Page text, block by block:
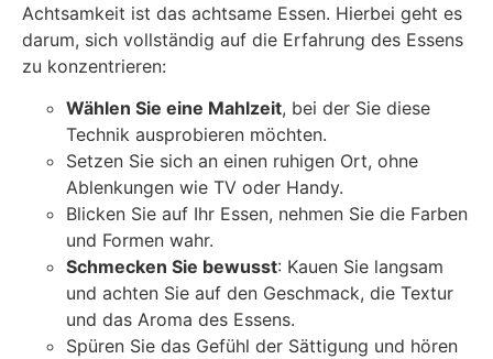
Achtsamkeit ist das achtsame Essen. Hierbei geht es
darum, sich vollständig auf die Erfahrung des Essens
zu konzentrieren:
Wählen Sie eine Mahlzeit, bei der Sie diese
Technik ausprobieren möchten.
Setzen Sie sich an einen ruhigen Ort, ohne
Ablenkungen wie TV oder Handy.
Blicken Sie auf Ihr Essen, nehmen Sie die Farben
und Formen wahr.
Schmecken Sie bewusst: Kauen Sie langsam
und achten Sie auf den Geschmack, die Textur
und das Aroma des Essens.
Spüren Sie das Gefühl der Sättigung und hören